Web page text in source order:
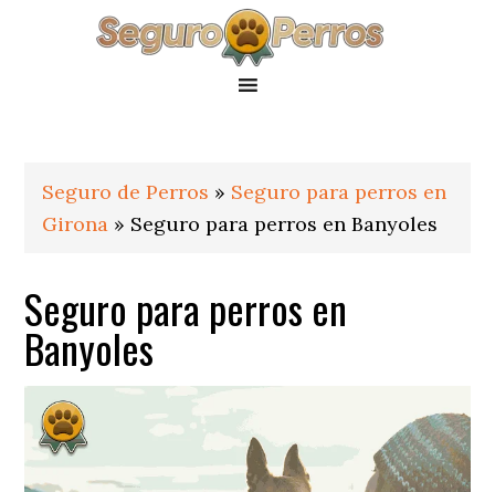
Seguro de Perros » Seguro para perros en
Girona » Seguro para perros en Banyoles
Seguro para perros en
Banyoles